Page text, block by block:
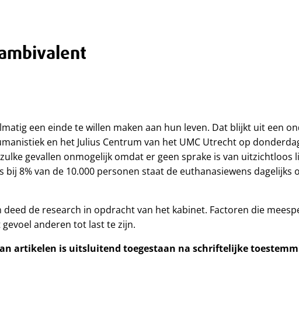
een einde te willen maken aan hun leven. Dat blijkt uit een
en het Julius Centrum van het UMC Utrecht op
gevallen onmogelijk omdat er geen sprake is van
8% van de 10.000 personen staat de euthanasiewens
de research in opdracht van het kabinet. Factoren die
anderen tot last te zijn.
artikelen is uitsluitend toegestaan na schriftelijke